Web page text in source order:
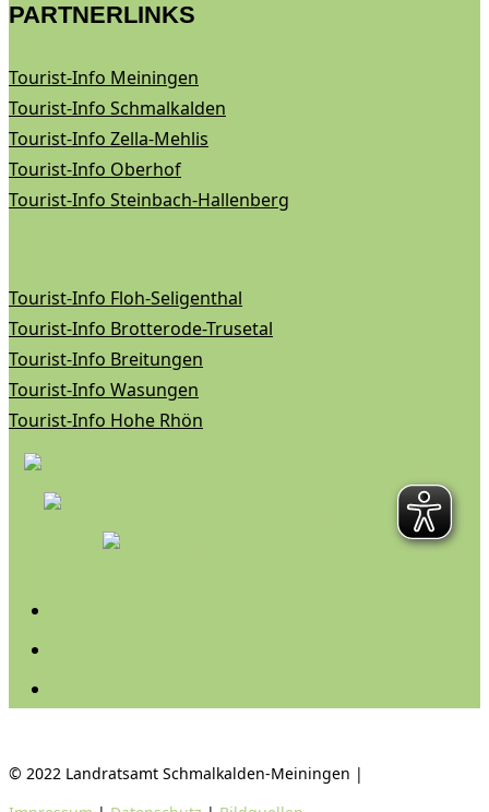
PARTNERLINKS
Tourist-Info Meiningen
Tourist-Info Schmalkalden
Tourist-Info Zella-Mehlis
Tourist-Info Oberhof
Tourist-Info Steinbach-Hallenberg
Tourist-Info Floh-Seligenthal
Tourist-Info Brotterode-Trusetal
Tourist-Info Breitungen
Tourist-Info Wasungen
Tourist-Info Hohe Rhön
© 2022 Landratsamt Schmalkalden-Meiningen |